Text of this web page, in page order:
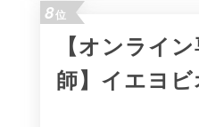
8位
【オンライ
師】イエヨ